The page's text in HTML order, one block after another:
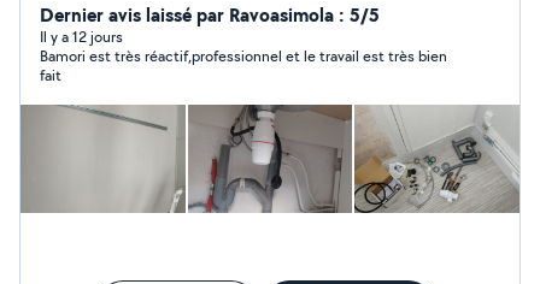
de terace, ménage, jardinerie, ouverture des portes
bloqué
Dernier avis laissé par Ravoasimola : 5/5
Il y a 12 jours
Bamori est très réactif,professionnel et le travail est très bien
fait